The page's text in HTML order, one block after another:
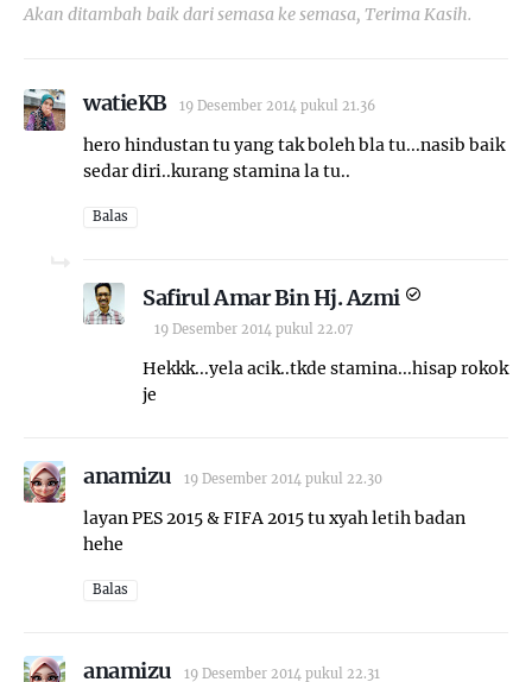
Akan ditambah baik dari semasa ke semasa, Terima Kasih.
watieKB 19 Desember 2014 pukul 21.36
hero hindustan tu yang tak boleh bla tu...nasib baik
sedar diri..kurang stamina la tu..
Balas
Safirul Amar Bin Hj. Azmi
19 Desember 2014 pukul 22.07
Hekkk...yela acik..tkde stamina...hisap rokok
je
anamizu 19 Desember 2014 pukul 22.30
layan PES 2015 & FIFA 2015 tu xyah letih badan
hehe
Balas
anamizu 19 Desember 2014 pukul 22.31